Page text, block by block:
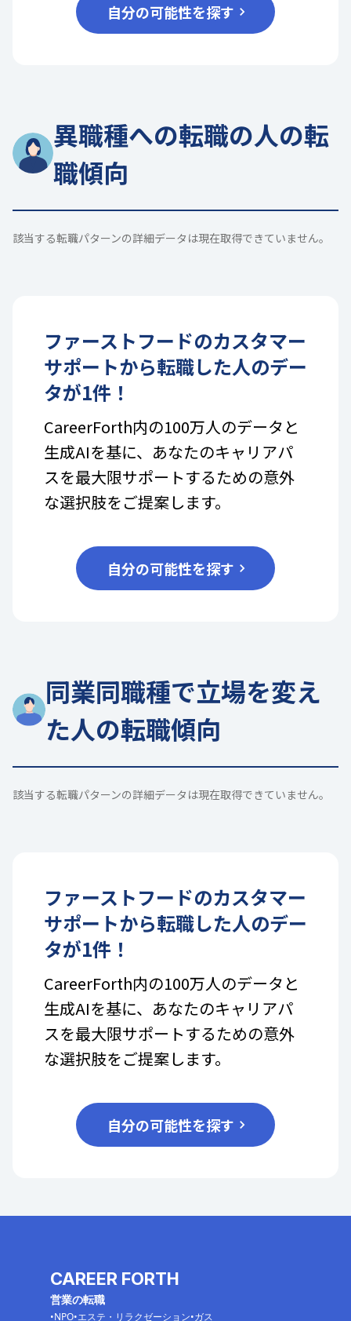
自分の可能性を探す
異職種への転職の人の転
職傾向
該当する転職パターンの詳細データは現在取得できていません。
ファーストフードのカスタマー
サポートから転職した人のデー
タが1件！
CareerForth内の100万人のデータと
生成AIを基に、あなたのキャリアパ
スを最大限サポートするための意外
な選択肢をご提案します。
自分の可能性を探す
同業同職種で立場を変え
た人の転職傾向
該当する転職パターンの詳細データは現在取得できていません。
ファーストフードのカスタマー
サポートから転職した人のデー
タが1件！
CareerForth内の100万人のデータと
生成AIを基に、あなたのキャリアパ
スを最大限サポートするための意外
な選択肢をご提案します。
自分の可能性を探す
CAREER FORTH
営業の転職
NPO エステ・リラクゼーション ガス